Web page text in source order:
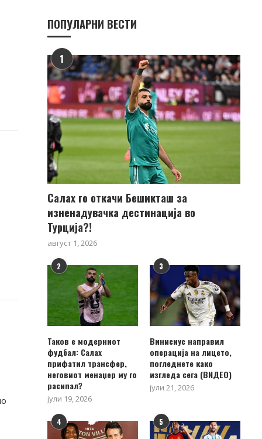
ПОПУЛАРНИ ВЕСТИ
1
Салах го откачи Бешикташ за
изненадувачка дестинација во
Турција?!
август 1, 2026
2
Таков е модерниот
фудбал: Салах
прифатил трансфер,
неговиот менаџер му го
расипал?
јули 19, 2026
3
Винисиус направил
операција на лицето,
погледнете како
изгледа сега (ВИДЕО)
јули 21, 2026
4 5